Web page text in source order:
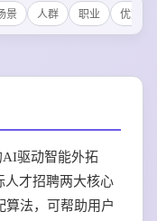
景 人群 职业 优势
驱动智能外拓
人才招聘两大核心
法，可帮助用户